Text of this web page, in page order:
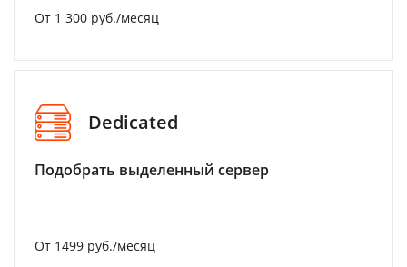
От 1 300 руб./месяц
Dedicated
Подобрать выделенный сервер
От 1499 руб./месяц